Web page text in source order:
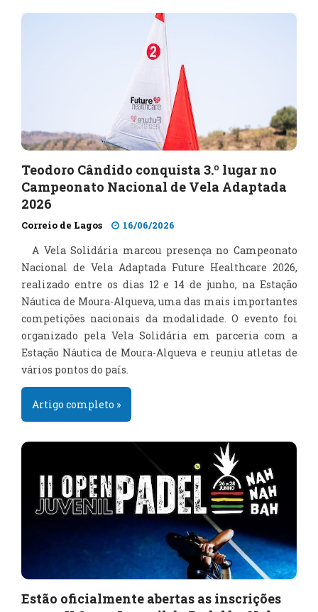
Teodoro Cândido conquista 3.º lugar no
Campeonato Nacional de Vela Adaptada
2026
Correio de Lagos 16/06/2026
A Vela Solidária marcou presença no Campeonato
Nacional de Vela Adaptada Future Healthcare 2026,
realizado entre os dias 12 e 14 de junho, na Estação
Náutica de Moura-Alqueva, uma das mais importantes
competições nacionais da modalidade. O evento foi
organizado pela Vela Solidária em parceria com a
Estação Náutica de Moura-Alqueva e reuniu atletas de
vários pontos do país.
Artigo completo »
Estão oficialmente abertas as inscrições